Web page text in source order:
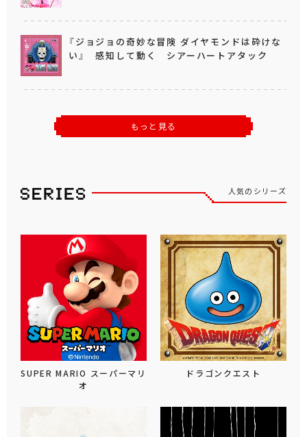
『ジョジョの奇妙な冒険 ダイヤモンドは砕けな
い』 感知して動く シアーハートアタック
もっと見る
人気のシリーズ
SUPER MARIO スーパーマリ
オ
ドラゴンクエスト